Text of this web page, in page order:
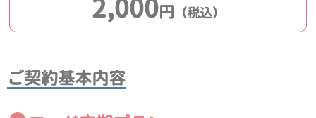
2,000円 （税込）
ご契約基本内容